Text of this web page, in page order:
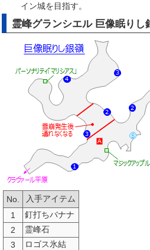
イン城を目指す。
霊峰グランシエル 巨像眠りし
No.
入手アイテム
1
釘打ちバナナ
2
霊峰石
3
ロゴス氷結